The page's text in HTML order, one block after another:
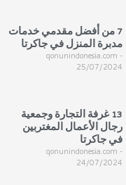
7 من أفضل مقدمي خدمات
مدبرة المنزل في جاكرتا
qonunindonesia.com
25/07/2024
13 غرفة التجارة وجمعية
رجال الأعمال المغتربين
في جاكرتا
qonunindonesia.com
24/07/2024